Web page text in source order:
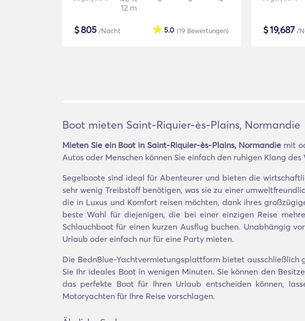
12 m
$805 /Nacht (19 Bewertungen)
5.0 $19,687 /
Boot mieten Saint-Riquier-ès-Plains, Normandie
Mieten Sie ein Boot in Saint-Riquier-ès-Plains, Normandiemit
Autos oder Menschen können Sie einfach den ruhigen Klang
Segelboote sind ideal für Abenteurer und bieten die
sehr wenig Treibstoff benötigen, was sie zu einer
die in Luxus und Komfort reisen möchten, dank ihres
beste Wahl für diejenigen, die bei einer einzigen Reise
Schlauchboot für einen kurzen Ausflug buchen. Unabhängig
Urlaub oder einfach nur für eine Party mieten.
Die BednBlue-Yachtvermietungsplattform bietet
Sie Ihr ideales Boot in wenigen Minuten. Sie können den
das perfekte Boot für Ihren Urlaub entscheiden können,
Motoryachten für Ihre Reise vorschlagen.